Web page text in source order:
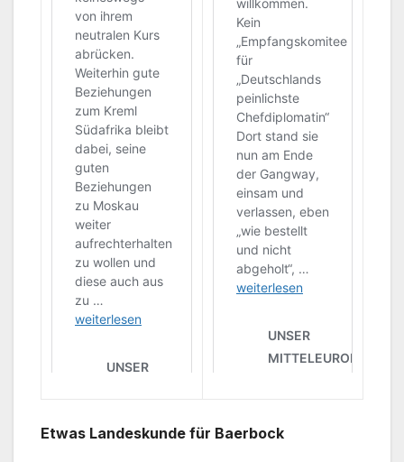
Etwas Landeskunde für Baerbock